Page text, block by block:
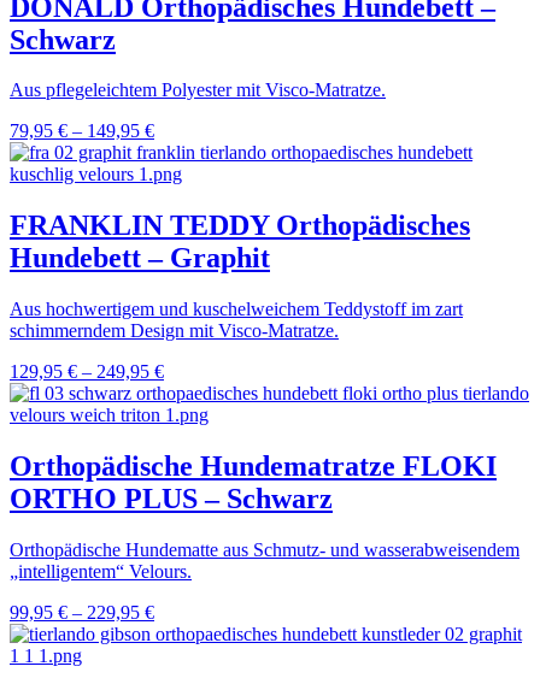
DONALD Orthopädisches Hundebett –
Schwarz
Aus pflegeleichtem Polyester mit Visco-Matratze.
79,95 € – 149,95 €
FRANKLIN TEDDY Orthopädisches
Hundebett – Graphit
Aus hochwertigem und kuschelweichem Teddystoff im zart
schimmerndem Design mit Visco-Matratze.
129,95 € – 249,95 €
Orthopädische Hundematratze FLOKI
ORTHO PLUS – Schwarz
Orthopädische Hundematte aus Schmutz- und wasserabweisendem
„intelligentem“ Velours.
99,95 € – 229,95 €